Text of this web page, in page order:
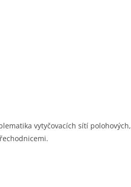
vytyčovacích sítí polohových,